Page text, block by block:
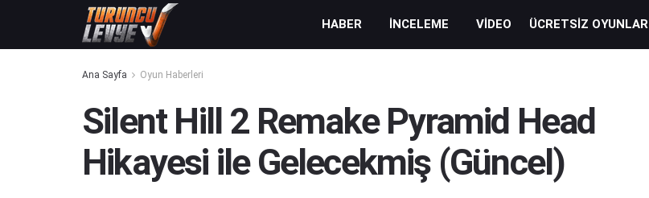
HABER İNCELEME VIDEO ÜCRETSIZ OYUNLAR
Ana Sayfa Oyun Haberleri
Silent Hill 2 Remake Pyramid Head
Hikayesi ile Gelecekmiş (Güncel)